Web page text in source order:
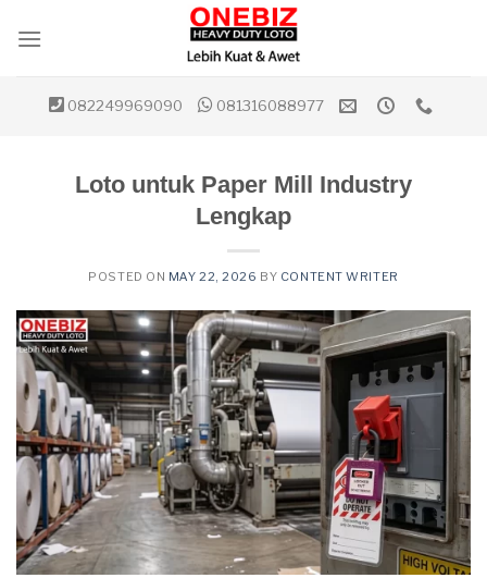
082249969090 081316088977
Loto untuk Paper Mill Industry
Lengkap
POSTED ON MAY 22, 2026 BY CONTENT WRITER